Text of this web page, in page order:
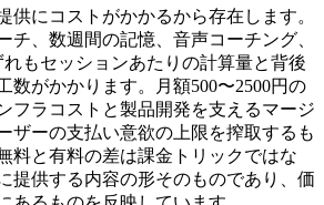
供にコストがかかるから存在します。
チ、数週間の記憶、音声コーチング、
もセッションあたりの計算量と背後
数がかかります。月額500〜2500円の
フラコストと製品開発を支えるマージ
ザーの支払い意欲の上限を搾取するも
料と有料の差は課金トリックではな
提供する内容の形そのものであり、価